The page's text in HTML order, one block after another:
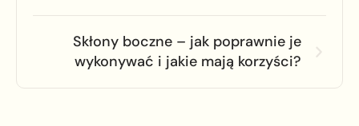
Skłony boczne – jak poprawnie je
wykonywać i jakie mają korzyści?